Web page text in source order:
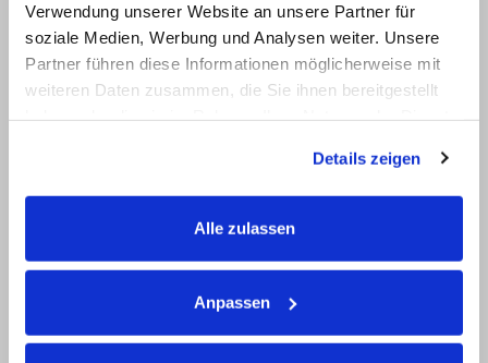
Verwendung unserer Website an unsere Partner für
soziale Medien, Werbung und Analysen weiter. Unsere
Partner führen diese Informationen möglicherweise mit
weiteren Daten zusammen, die Sie ihnen bereitgestellt
Details zeigen
Alle zulassen
Anpassen
Welche Unterlagen benötigen
Interessenten im
Neubauvertrieb am häufigsten?
der Regel das wichtigste Dokument. Sie fasst
alle relevanten technischen und gestalterischen
Details zusammen und erleichtert die
Einordnung des Projekts. Ergänzend werden
Standard und eine klare Darstellung der
Ausstattungsvarianten benötigt.